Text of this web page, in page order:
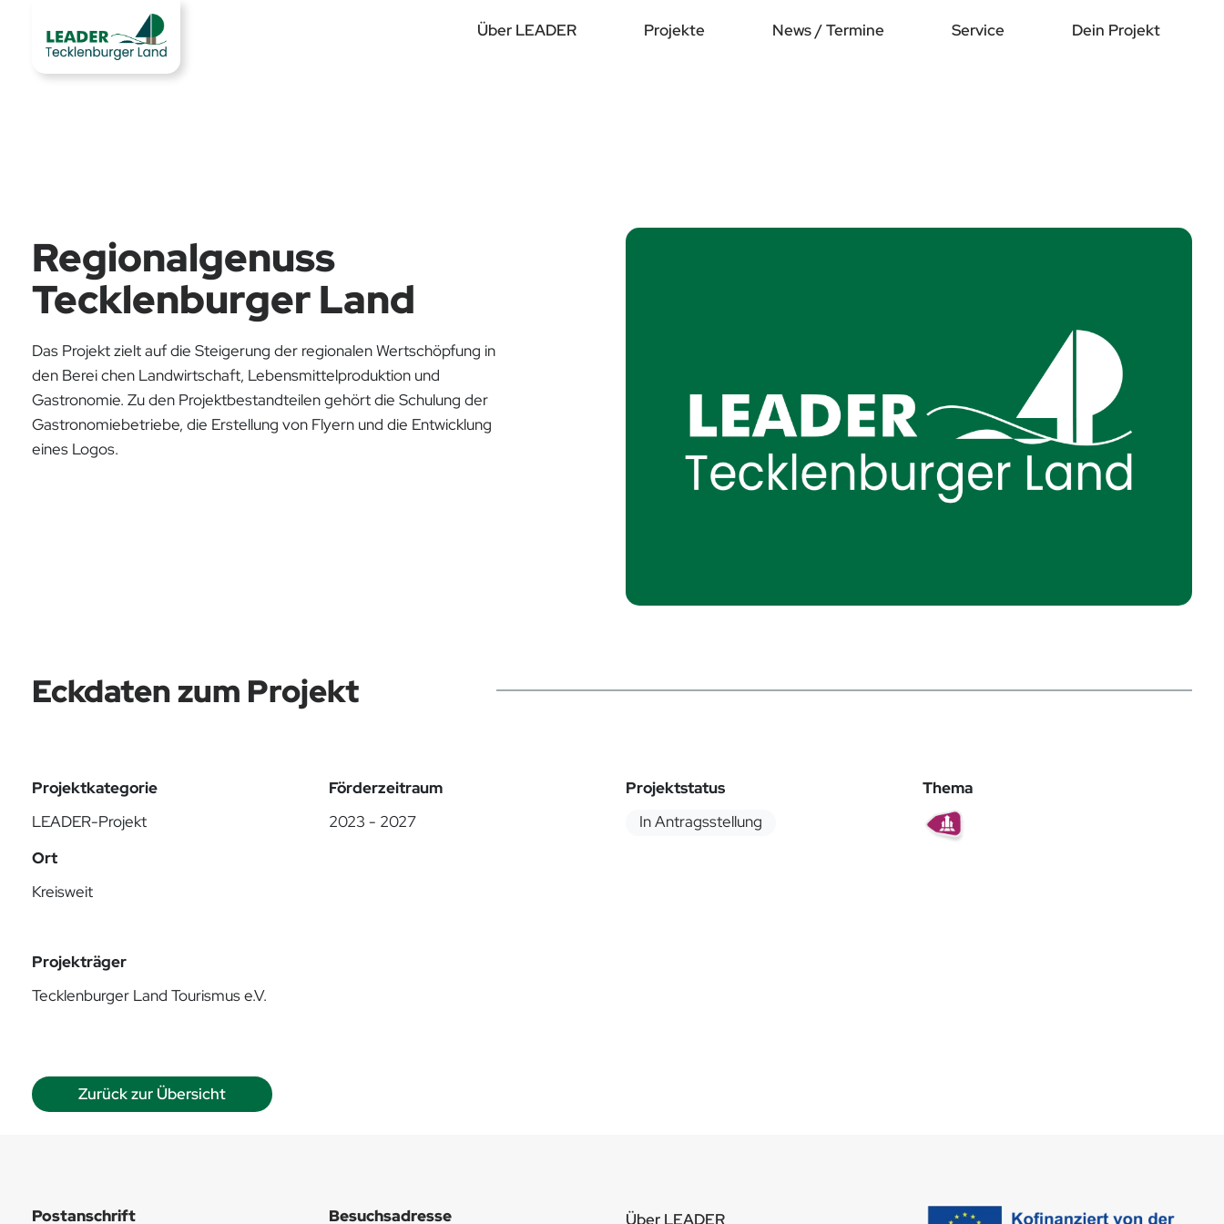
Über LEADER Projekte News / Termine Service Dein Projekt
Regionalgenuss
Tecklenburger Land
Das Projekt zielt auf die Steigerung der regionalen Wertschöpfung in
den Berei chen Landwirtschaft, Lebensmittelproduktion und
Gastronomie. Zu den Projektbestandteilen gehört die Schulung der
Gastronomiebetriebe, die Erstellung von Flyern und die Entwicklung
eines Logos.
Eckdaten zum Projekt
Projektkategorie
LEADER-Projekt
Förderzeitraum
2023 - 2027
Projektstatus
In Antragsstellung
Thema
Ort
Kreisweit
Projekträger
Tecklenburger Land Tourismus e.V.
Zurück zur Übersicht
Postanschrift Besuchsadresse Über LEADER